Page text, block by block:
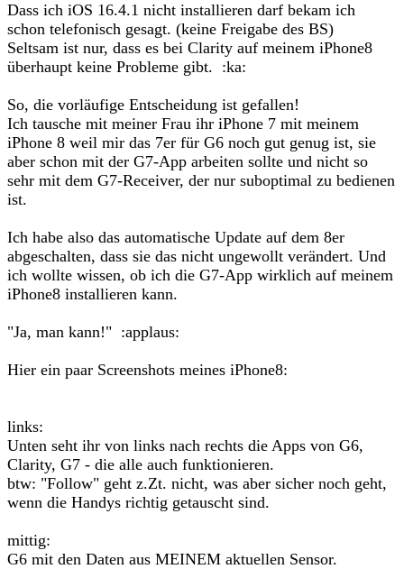
Dass ich iOS 16.4.1 nicht installieren darf bekam ich
schon telefonisch gesagt. (keine Freigabe des BS)
Seltsam ist nur, dass es bei Clarity auf meinem iPhone8
überhaupt keine Probleme gibt. :ka:
So, die vorläufige Entscheidung ist gefallen!
Ich tausche mit meiner Frau ihr iPhone 7 mit meinem
iPhone 8 weil mir das 7er für G6 noch gut genug ist, sie
aber schon mit der G7-App arbeiten sollte und nicht so
sehr mit dem G7-Receiver, der nur suboptimal zu bedienen
ist.
Ich habe also das automatische Update auf dem 8er
abgeschalten, dass sie das nicht ungewollt verändert. Und
ich wollte wissen, ob ich die G7-App wirklich auf meinem
iPhone8 installieren kann.
"Ja, man kann!" :applaus:
Hier ein paar Screenshots meines iPhone8:
links:
Unten seht ihr von links nach rechts die Apps von G6,
Clarity, G7 - die alle auch funktionieren.
btw: "Follow" geht z.Zt. nicht, was aber sicher noch geht,
wenn die Handys richtig getauscht sind.
mittig:
G6 mit den Daten aus MEINEM aktuellen Sensor.